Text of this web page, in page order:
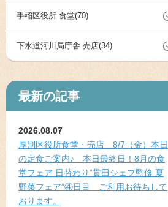
手稲区役所 食堂(70)
下水道河川局庁舎 売店(34)
最新の記事
2026.08.07
厚別区役所食堂・売店 8/7（金）本日
の定食ご案内♪ 本日最終日！8月の食
堂フェア 日替わり”貫田シェフ監修 夏
野菜フェア”④日目 ご利用お待ちして
おります。